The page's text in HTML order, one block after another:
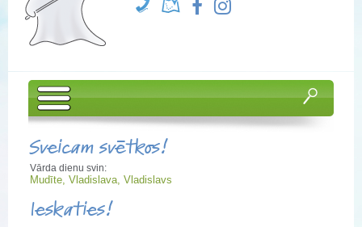
Sveicam svētkos!
Vārda dienu svin:
Mudīte, Vladislava, Vladislavs
Ieskaties!